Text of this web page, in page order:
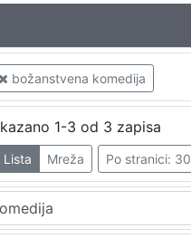
božanstvena komedija
1-3 od 3 zapisa
Lista Mreža Po stranici: 30